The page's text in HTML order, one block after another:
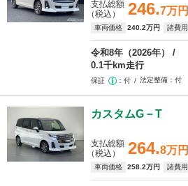
246.7万円
支払総額
（税込）
車両価格 240 .2万円 諸費用
令和8年（2026年）
0.1千km走行
保証 付 法定整備 付
カスタムG－T
264.8万円
支払総額
（税込）
車両価格 258 .2万円 諸費用